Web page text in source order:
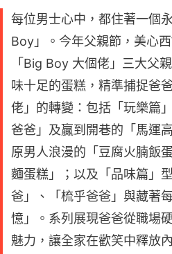
每位男士心中，都住著一個
Boy」。今年父親節，美心
「Big Boy 大個佬」三大父
味十足的蛋糕，精準捕捉爸
佬」的轉變：包括「玩樂篇
爸爸」及贏到開巷的「馬運
原男人浪漫的「豆腐火腩飯
麵蛋糕」；以及「品味篇」
爸」、「梳乎爸爸」與藏著
憶」。系列展現爸爸從職場
魅力，讓全家在歡笑中釋放